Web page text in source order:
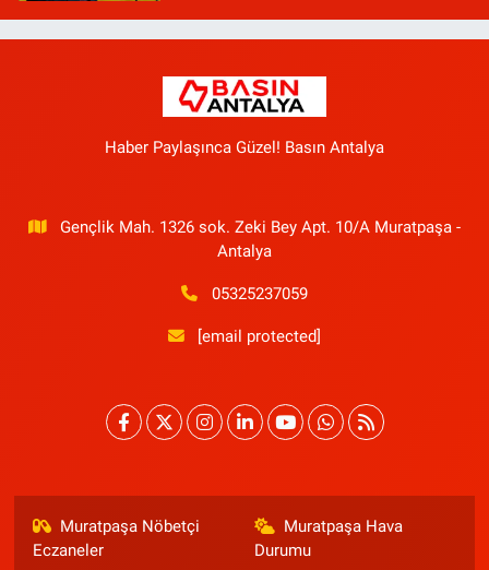
Haber Paylaşınca Güzel! Basın Antalya
Gençlik Mah. 1326 sok. Zeki Bey Apt. 10/A Muratpaşa -
Antalya
05325237059
[email protected]
Muratpaşa Nöbetçi
Eczaneler
Muratpaşa Hava
Durumu